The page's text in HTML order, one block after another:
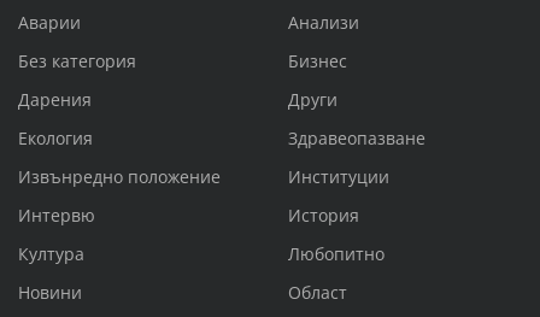
Аварии
Анализи
Без категория
Бизнес
Дарения
Други
Екология
Здравеопазване
Извънредно положение
Институции
Интервю
История
Култура
Любопитно
Новини
Област